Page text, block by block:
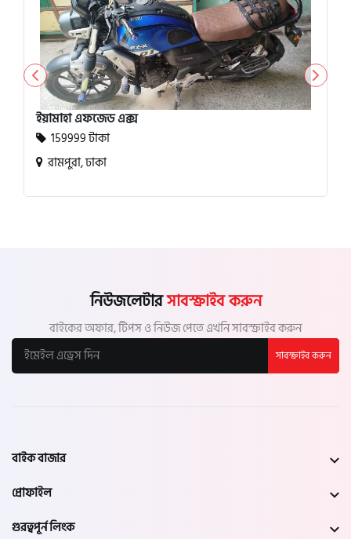
ইয়ামাহা এফজেড এক্স
159999 টাকা
রামপুরা, ঢাকা
নিউজলেটারসাবস্ক্রাইব করুন
বাইকের অফার, টিপস ও নিউজ পেতে এখনি সাবস্ক্রাইব করুন
সাবস্ক্রাইব করুন
বাইক বাজার
প্রোফাইল
গুরত্বপূর্ন লিংক